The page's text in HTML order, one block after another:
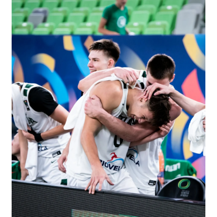
Basketball Academy , φιλοξενείται από τηνΠετρολίνα
ΑΕΚ Λάρνακαςκαι τελεί υπό την αιγίδα τηςΚυπριακής
Ομοσπονδίας Καλαθοσφαίρισης, με το
CyprusBasket.netως Media Partner.